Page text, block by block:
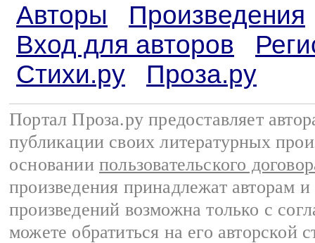
Авторы
Произведения
Вход для авторов
Стихи.ру
Проза.ру
Портал Проза.ру предоставляет
публикации своих литературных
основании пользовательского
произведения принадлежат авторам
произведений возможна только с
можете обратиться на его авторской